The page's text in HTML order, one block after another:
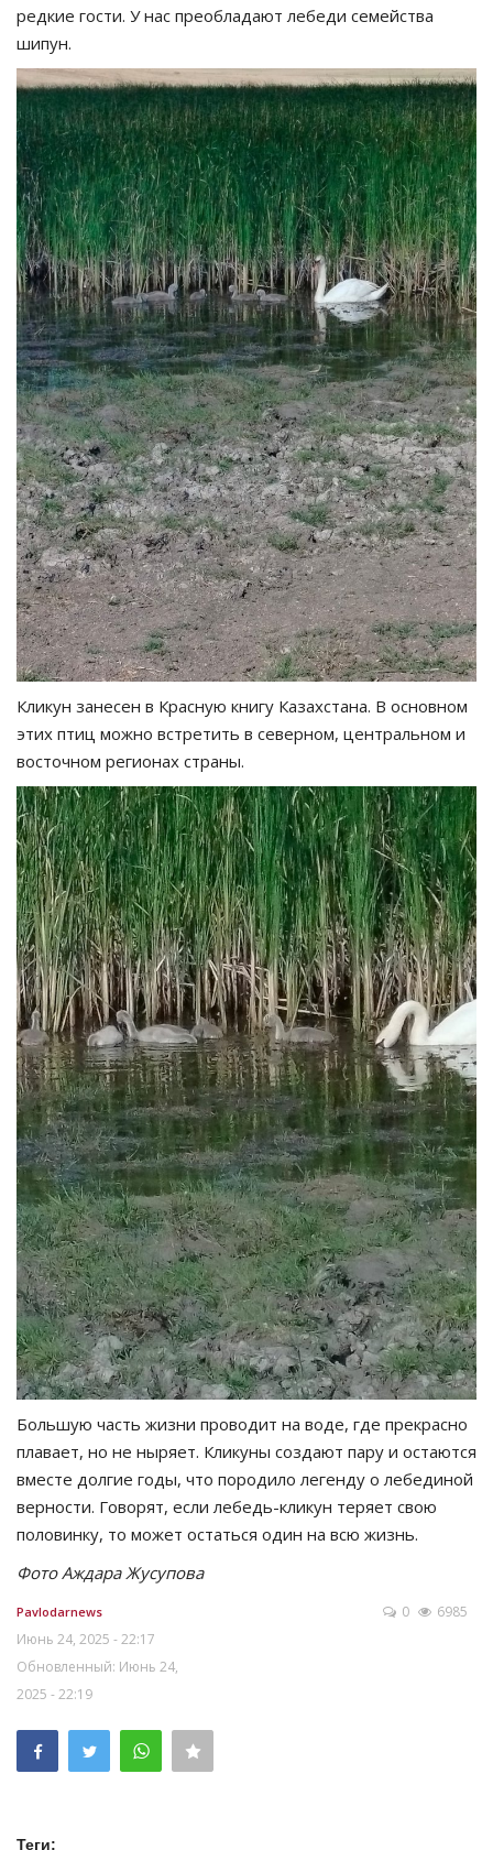
редкие гости. У нас преобладают лебеди семейства
шипун.
Кликун занесен в Красную книгу Казахстана. В основном
этих птиц можно встретить в северном, центральном и
восточном регионах страны.
Большую часть жизни проводит на воде, где прекрасно
плавает, но не ныряет. Кликуны создают пару и остаются
вместе долгие годы, что породило легенду о лебединой
верности. Говорят, если лебедь-кликун теряет свою
половинку, то может остаться один на всю жизнь.
Фото Аждара Жусупова
Pavlodarnews
Июнь 24, 2025 - 22:17
Обновленный: Июнь 24,
2025 - 22:19
0 6985
Теги: